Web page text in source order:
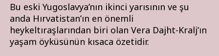
Bu eski Yugoslavya’nın ikinci yarısının ve şu
anda Hırvatistan’ın en önemli
heykeltıraşlarından biri olan Vera Dajht-Kralj’ın
yaşam öyküsünün kısaca özetidir.